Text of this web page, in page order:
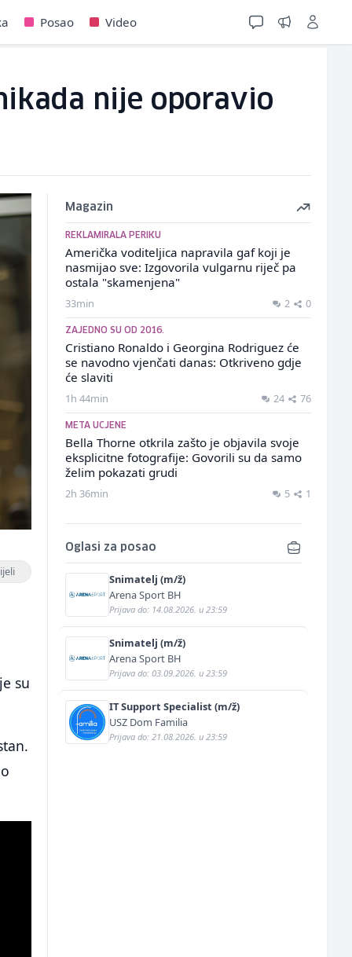
Posao Video
nije oporavio
su
Magazin
REKLAMIRALA PERIKU
Američka voditeljica napravila gaf koji je
nasmijao sve: Izgovorila vulgarnu riječ pa
ostala "skamenjena"
33min 2 0
ZAJEDNO SU OD 2016.
Cristiano Ronaldo i Georgina Rodriguez će
se navodno vjenčati danas: Otkriveno gdje
će slaviti
1h 44min 24 76
META UCJENE
Bella Thorne otkrila zašto je objavila svoje
eksplicitne fotografije: Govorili su da samo
želim pokazati grudi
2h 36min 5 1
Oglasi za posao
Snimatelj (m/ž)
Arena Sport BH
Prijava do: 14.08.2026. u 23:59
Snimatelj (m/ž)
Arena Sport BH
Prijava do: 03.09.2026. u 23:59
IT Support Specialist (m/ž)
USZ Dom Familia
Prijava do: 21.08.2026. u 23:59